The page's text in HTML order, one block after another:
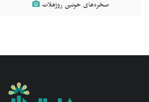
صخره‌های خونین روژهلات